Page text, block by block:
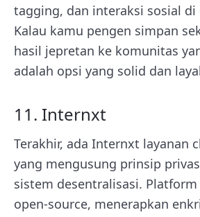
tagging, dan interaksi sosial
Kalau kamu pengen simpan
hasil jepretan ke komunitas
adalah opsi yang solid dan
11. Internxt
Terakhir, ada Internxt layanan
yang mengusung prinsip
sistem desentralisasi.
open-source, menerapkan